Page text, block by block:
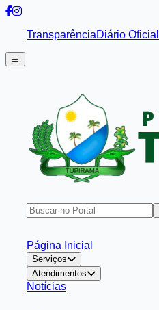
TransparênciaDiário Oficial
Página Inicial
Serviços
Atendimentos
Notícias